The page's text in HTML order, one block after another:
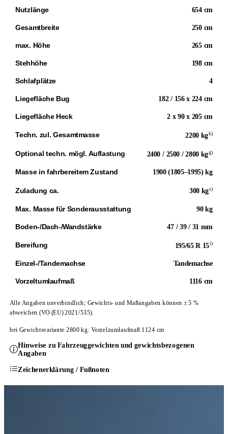
Nutzlänge 654 cm
Gesamtbreite 250 cm
max. Höhe 265 cm
Stehhöhe 198 cm
Schlafplätze 4
Liegefläche Bug 182 / 156 x 224 cm
Liegefläche Heck 2 x 90 x 205 cm
Techn. zul. Gesamtmasse 2200 kgk)
Optional techn. mögl. Auflastung 2400 / 2500 / 2800 kgg)
Masse in fahrbereitem Zustand 1900 (1805–1995) kg
Zuladung ca. 300 kgc)
Max. Masse für Sonderausstattung 90 kg
Boden-/Dach-/Wandstärke 47 / 39 / 31 mm
Bereifung 195/65 R 15i)
Einzel-/Tandemachse Tandemachse
Vorzeltumlaufmaß 1116 cm
Alle Angaben unverbindlich; Gewichts- und Maßangaben können ± 5 %
abweichen (VO (EU) 2021/535).
bei Gewichtsvariante 2800 kg: Vorzelzumlaufmaß 1124 cm
Hinweise zu Fahrzeuggewichten und gewichtsbezogenen
Angaben
Zeichenerklärung / Fußnoten